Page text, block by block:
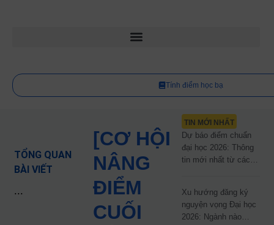
Tính điểm học bạ
TỔNG QUAN
BÀI VIẾT
...
[CƠ HỘI
NÂNG
ĐIỂM
CUỐI
TIN MỚI NHẤT
Dự báo điểm chuẩn
đại học 2026: Thông
tin mới nhất từ các
Xu hướng đăng ký
nguyện vọng Đại học
2026: Ngành nào